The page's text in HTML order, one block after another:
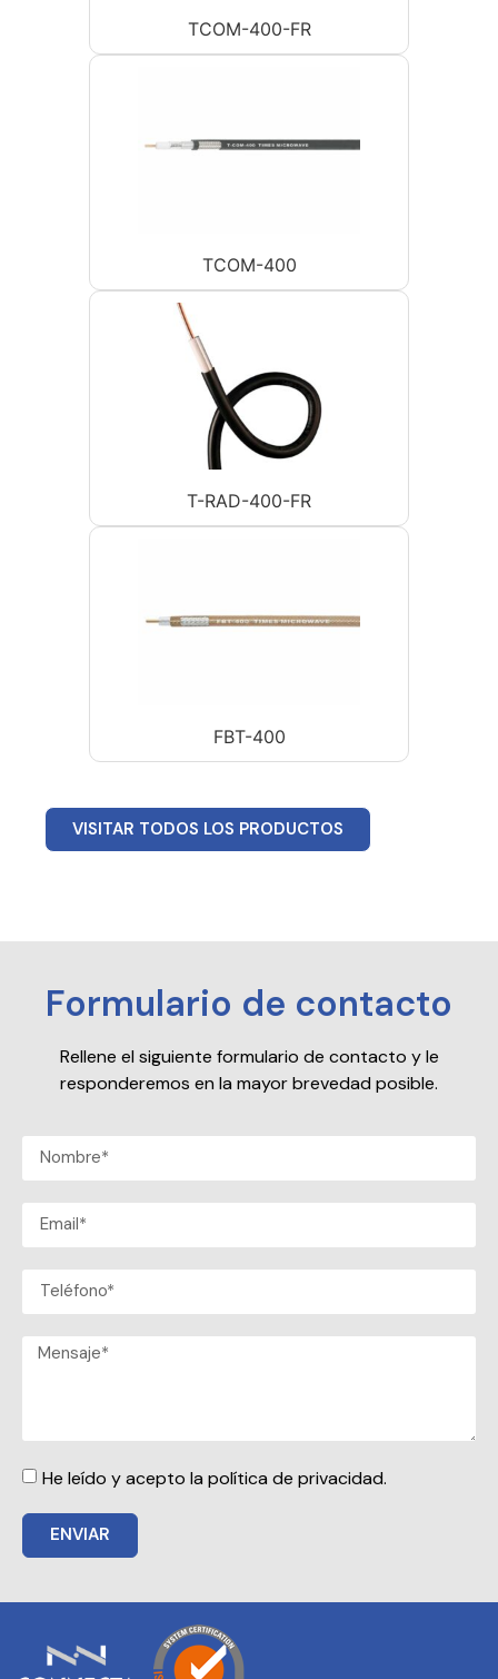
TCOM-400-FR
TCOM-400
T-RAD-400-FR
FBT-400
VISITAR TODOS LOS PRODUCTOS
Formulario de contacto
Rellene el siguiente formulario de contacto y le
responderemos en la mayor brevedad posible.
He leído y acepto la política de privacidad.
ENVIAR